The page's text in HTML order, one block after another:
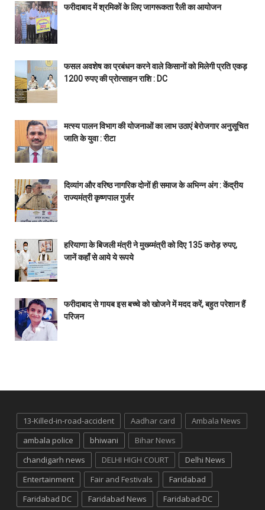
फरीदाबाद में श्रमिकों के लिए जागरूकता रैली का आयोजन
फसल अवशेष का प्रबंधन करने वाले किसानों को मिलेगी प्रति एकड़
1200 रुपए की प्रोत्साहन राशि : DC
मत्स्य पालन विभाग की योजनाओं का लाभ उठाएं बेरोजगार अनुसूचित
जाति के युवा : रीटा
दिव्यांग और वरिष्ठ नागरिक दोनों ही समाज के अभिन्न अंग : केंद्रीय
राज्यमंत्री कृष्णपाल गुर्जर
हरियाणा के बिजली मंत्री ने मुख्य्मंत्री को दिए 135 करोड़ रुपए,
जानें कहाँ से आये ये रूपये
फरीदाबाद से गायब इस बच्चे को खोजने में मदद करें, बहुत परेशान हैं
परिजन
13-Killed-in-road-accident Aadhar card
Ambala News
ambala police
bhiwani
Bihar News
chandigarh news
DELHI HIGH COURT
Delhi News
Entertainment
Fair and Festivals
Faridabad
Faridabad DC
Faridabad News
Faridabad-DC